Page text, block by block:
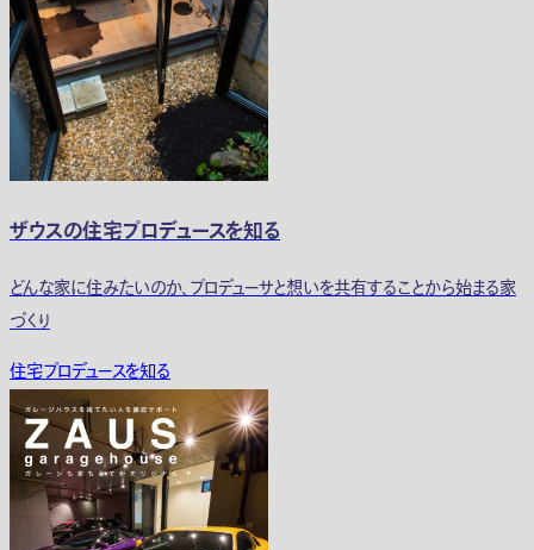
ザウスの住宅プロデュースを知る
どんな家に住みたいのか、プロデューサと想いを共有することから始まる家
づくり
住宅プロデュースを知る